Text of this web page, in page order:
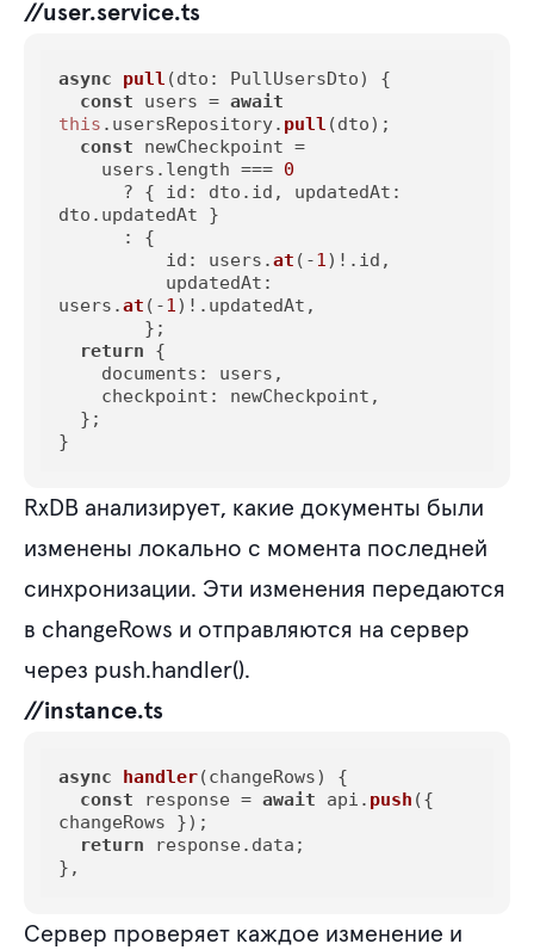
//user.service.ts
async pull (dto: PullUsersDto) {
const users = await
this . usersRepository. pull (dto);
const newCheckpoint =
    users.
length === 0
      ? {
id : dto. id , updatedAt :
dto. updatedAt }
id : users.at (-1)!. id ,
updatedAt :
users.at (-1)!. updatedAt ,
return {
documents : users,
checkpoint : newCheckpoint,
}
RxDB анализирует, какие документы были
изменены локально с момента последней
синхронизации. Эти изменения передаются
в changeRows и отправляются на сервер
через push.handler().
//instance.ts
async handler(changeRows) {
const response = await api. push ({
changeRows });
return response. data ;
},
Сервер проверяет каждое изменение и